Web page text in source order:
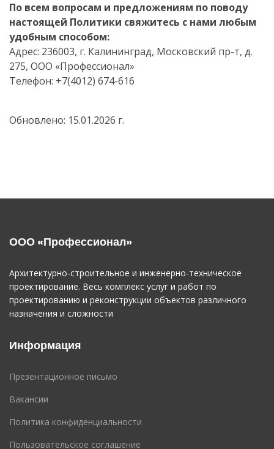
По всем вопросам и предложениям по поводу
настоящей Политики свяжитесь с нами любым
удобным способом:
Адрес: 236003, г. Калининград, Московский пр-т, д.
275, ООО «Профессионал»
Телефон: +7(4012) 674-616
Обновлено: 15.01.2026 г.
ООО «Профессионал»
Архитектурно-строительное и инженерно-техническое
проектирование. Весь комплекс услуг и работ по
проектированию и реконструкции объектов различного
назначения и сложности
Информация
Презентационное письмо
Вакансии
Политика конфиденциальности
Пользовательское соглашение